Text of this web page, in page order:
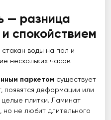
— разница
спокойствием
стакан воды на пол и
нескольких часов.
паркетом существует
появятся деформации или
плитки. Ламинат
но не любит длительного